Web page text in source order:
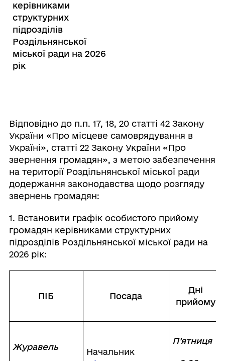
керівниками
структурних
підрозділів
Роздільнянської
міської ради на 2026
рік
Відповідно до п.п. 17, 18, 20 статті 42 Закону
України «Про місцеве самоврядування в
Україні», статті 22 Закону України «Про
звернення громадян», з метою забезпечення
на території Роздільнянської міської ради
додержання законодавства щодо розгляду
звернень громадян:
1. Встановити графік особистого прийому
громадян керівниками структурних
підрозділів Роздільнянської міської ради на
2026 рік:
ПІБ Посада
Дні
прийому
Журавель
Начальник
П’ятниця